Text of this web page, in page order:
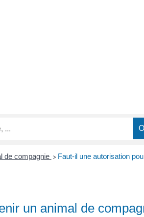
de compagnie > Faut-il une autorisation
un animal de